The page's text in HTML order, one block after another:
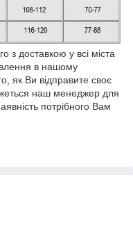
з доставкою у всі міста
в нашому
як Ви відправите своє
наш менеджер для
потрібного Вам